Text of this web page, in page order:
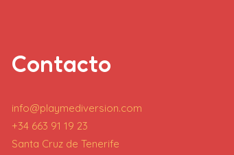
Contacto
info@playmediversion.com
+34 663 91 19 23
Santa Cruz de Tenerife